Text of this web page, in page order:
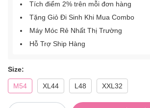
Tích điểm 2% trên mỗi đơn hàng
Tặng Giỏ Đi Sinh Khi Mua Combo
Máy Móc Rẻ Nhất Thị Trường
Hỗ Trợ Ship Hàng
Size:
M54 XL44 L48 XXL32